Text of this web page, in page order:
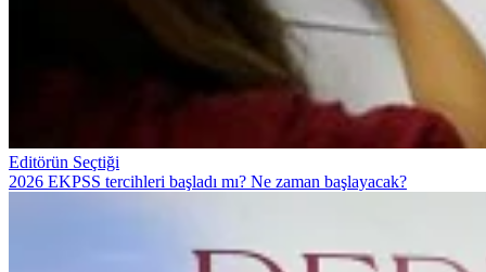
Editörün Seçtiği
2026 EKPSS tercihleri başladı mı? Ne zaman başlayacak?